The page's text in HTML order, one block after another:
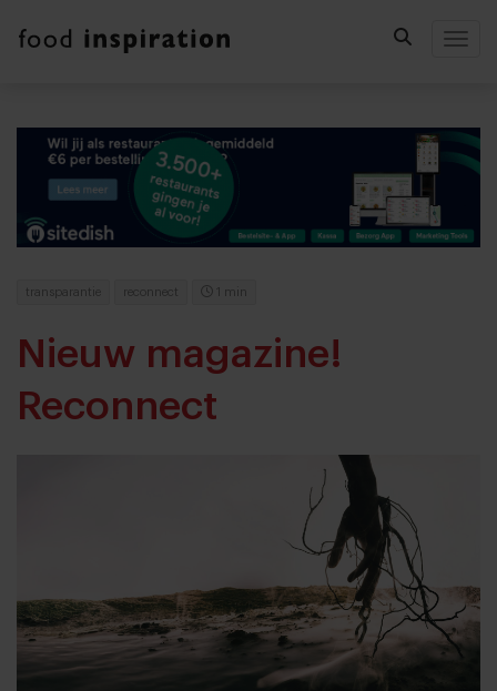
transparantie reconnect 1 min
Nieuw magazine!
Reconnect